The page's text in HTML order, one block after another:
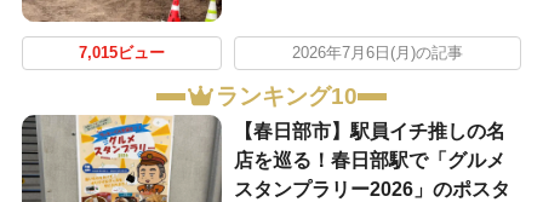
7,015ビュー 2026年7月6日(月)の記事
ランキング10
【春日部市】駅員イチ推しの名
店を巡る！春日部駅で「グルメ
スタンプラリー2026」のポスタ